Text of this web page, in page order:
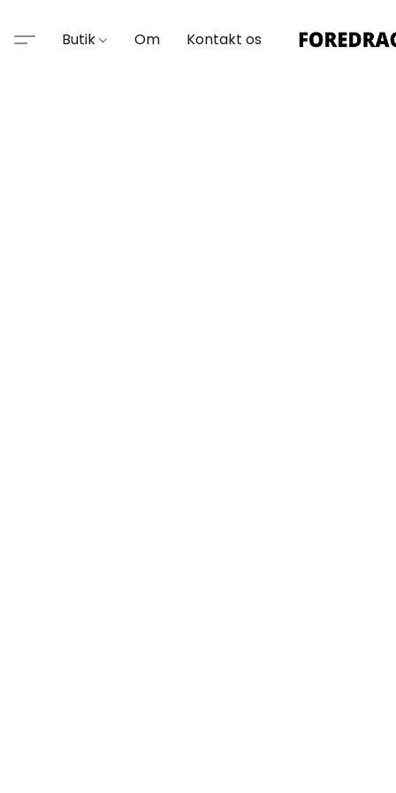
Butik Om Kontakt os